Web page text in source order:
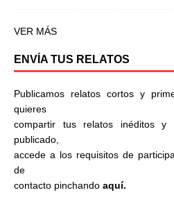
VER MÁS
ENVÍA TUS RELATOS
Publicamos relatos cortos y
quieres
compartir tus relatos inéditos
publicado,
accede a los requisitos de
de
contacto pinchando aquí.